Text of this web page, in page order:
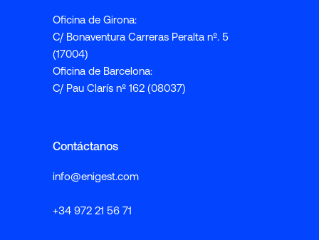
Oficina de Girona:
C/ Bonaventura Carreras Peralta nº. 5
(17004)
Oficina de Barcelona:
C/ Pau Clarís nº 162 (08037)
Contáctanos
info@enigest.com
+34 972 21 56 71